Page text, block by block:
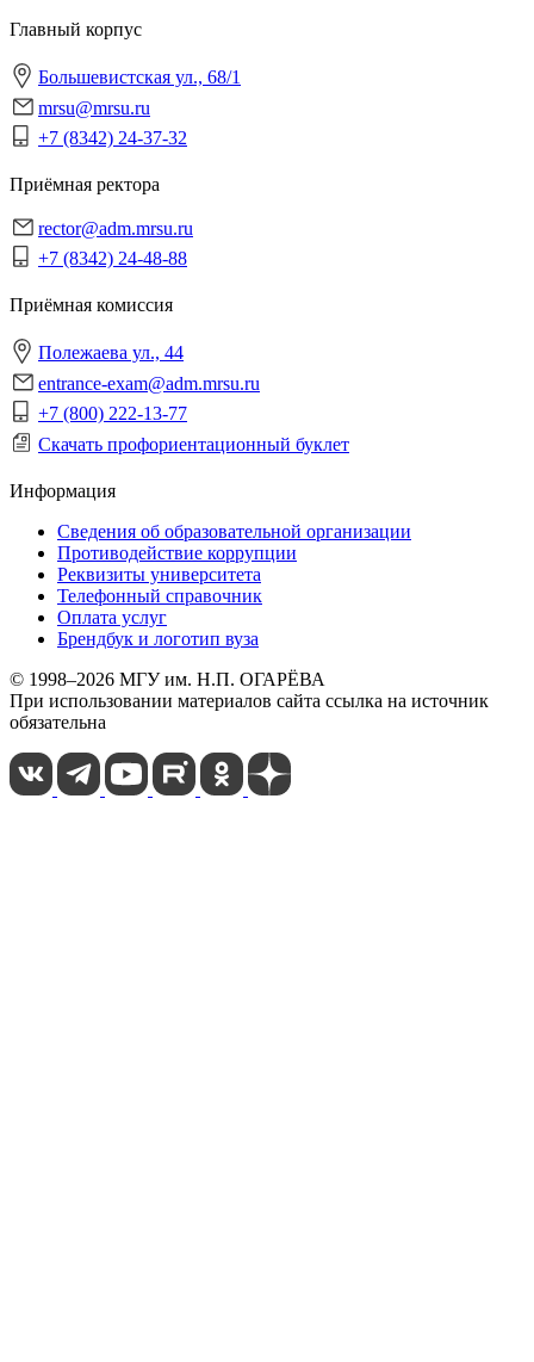
Главный корпус
Большевистская ул., 68/1
mrsu@mrsu.ru
+7 (8342) 24-37-32
Приёмная ректора
rector@adm.mrsu.ru
+7 (8342) 24-48-88
Приёмная комиссия
Полежаева ул., 44
entrance-exam@adm.mrsu.ru
+7 (800) 222-13-77
Скачать профориентационный буклет
Информация
Сведения об образовательной организации
Противодействие коррупции
Реквизиты университета
Телефонный справочник
Оплата услуг
Брендбук и логотип вуза
© 1998–2026 МГУ им. Н.П. ОГАРЁВА
При использовании материалов сайта ссылка на источник
обязательна